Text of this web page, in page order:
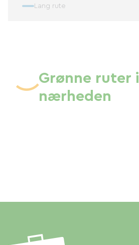
Lang rute
Grønne ruter i
nærheden